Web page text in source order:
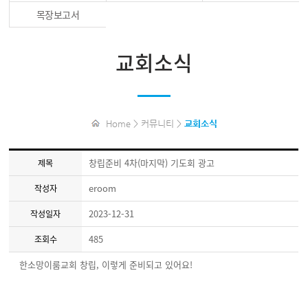
목장보고서
교회소식
Home > 커뮤니티 > 교회소식
제목 창립준비 4차(마지막) 기도회 광고
작성자 eroom
작성일자 2023-12-31
조회수
485
한소망이룸교회 창립, 이렇게 준비되고 있어요!